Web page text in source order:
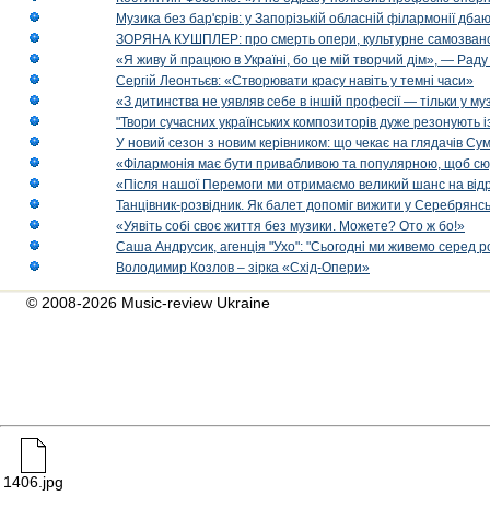
Музика без бар'єрів: у Запорізькій обласній філармонії
ЗОРЯНА КУШПЛЕР: про смерть опери, культурне
«Я живу й працюю в Україні, бо це мій творчий дім», — Раду
Сергій Леонтьєв: «Створювати красу навіть у темні часи»
«З дитинства не уявляв себе в іншій професії — тільки у
"Твори сучасних українських композиторів дуже резонують
У новий сезон з новим керівником: що чекає на глядачів
«Філармонія має бути привабливою та популярною, щоб
«Після нашої Перемоги ми отримаємо великий шанс на
Танцівник-розвідник. Як балет допоміг вижити у
«Уявіть собі своє життя без музики. Можете? Ото ж бо!»
Саша Андрусик, агенція "Ухо": "Сьогодні ми живемо серед
Володимир Козлов – зірка «Схід-Опери»
© 2008-2026 Music-review Ukraine
1406.jpg